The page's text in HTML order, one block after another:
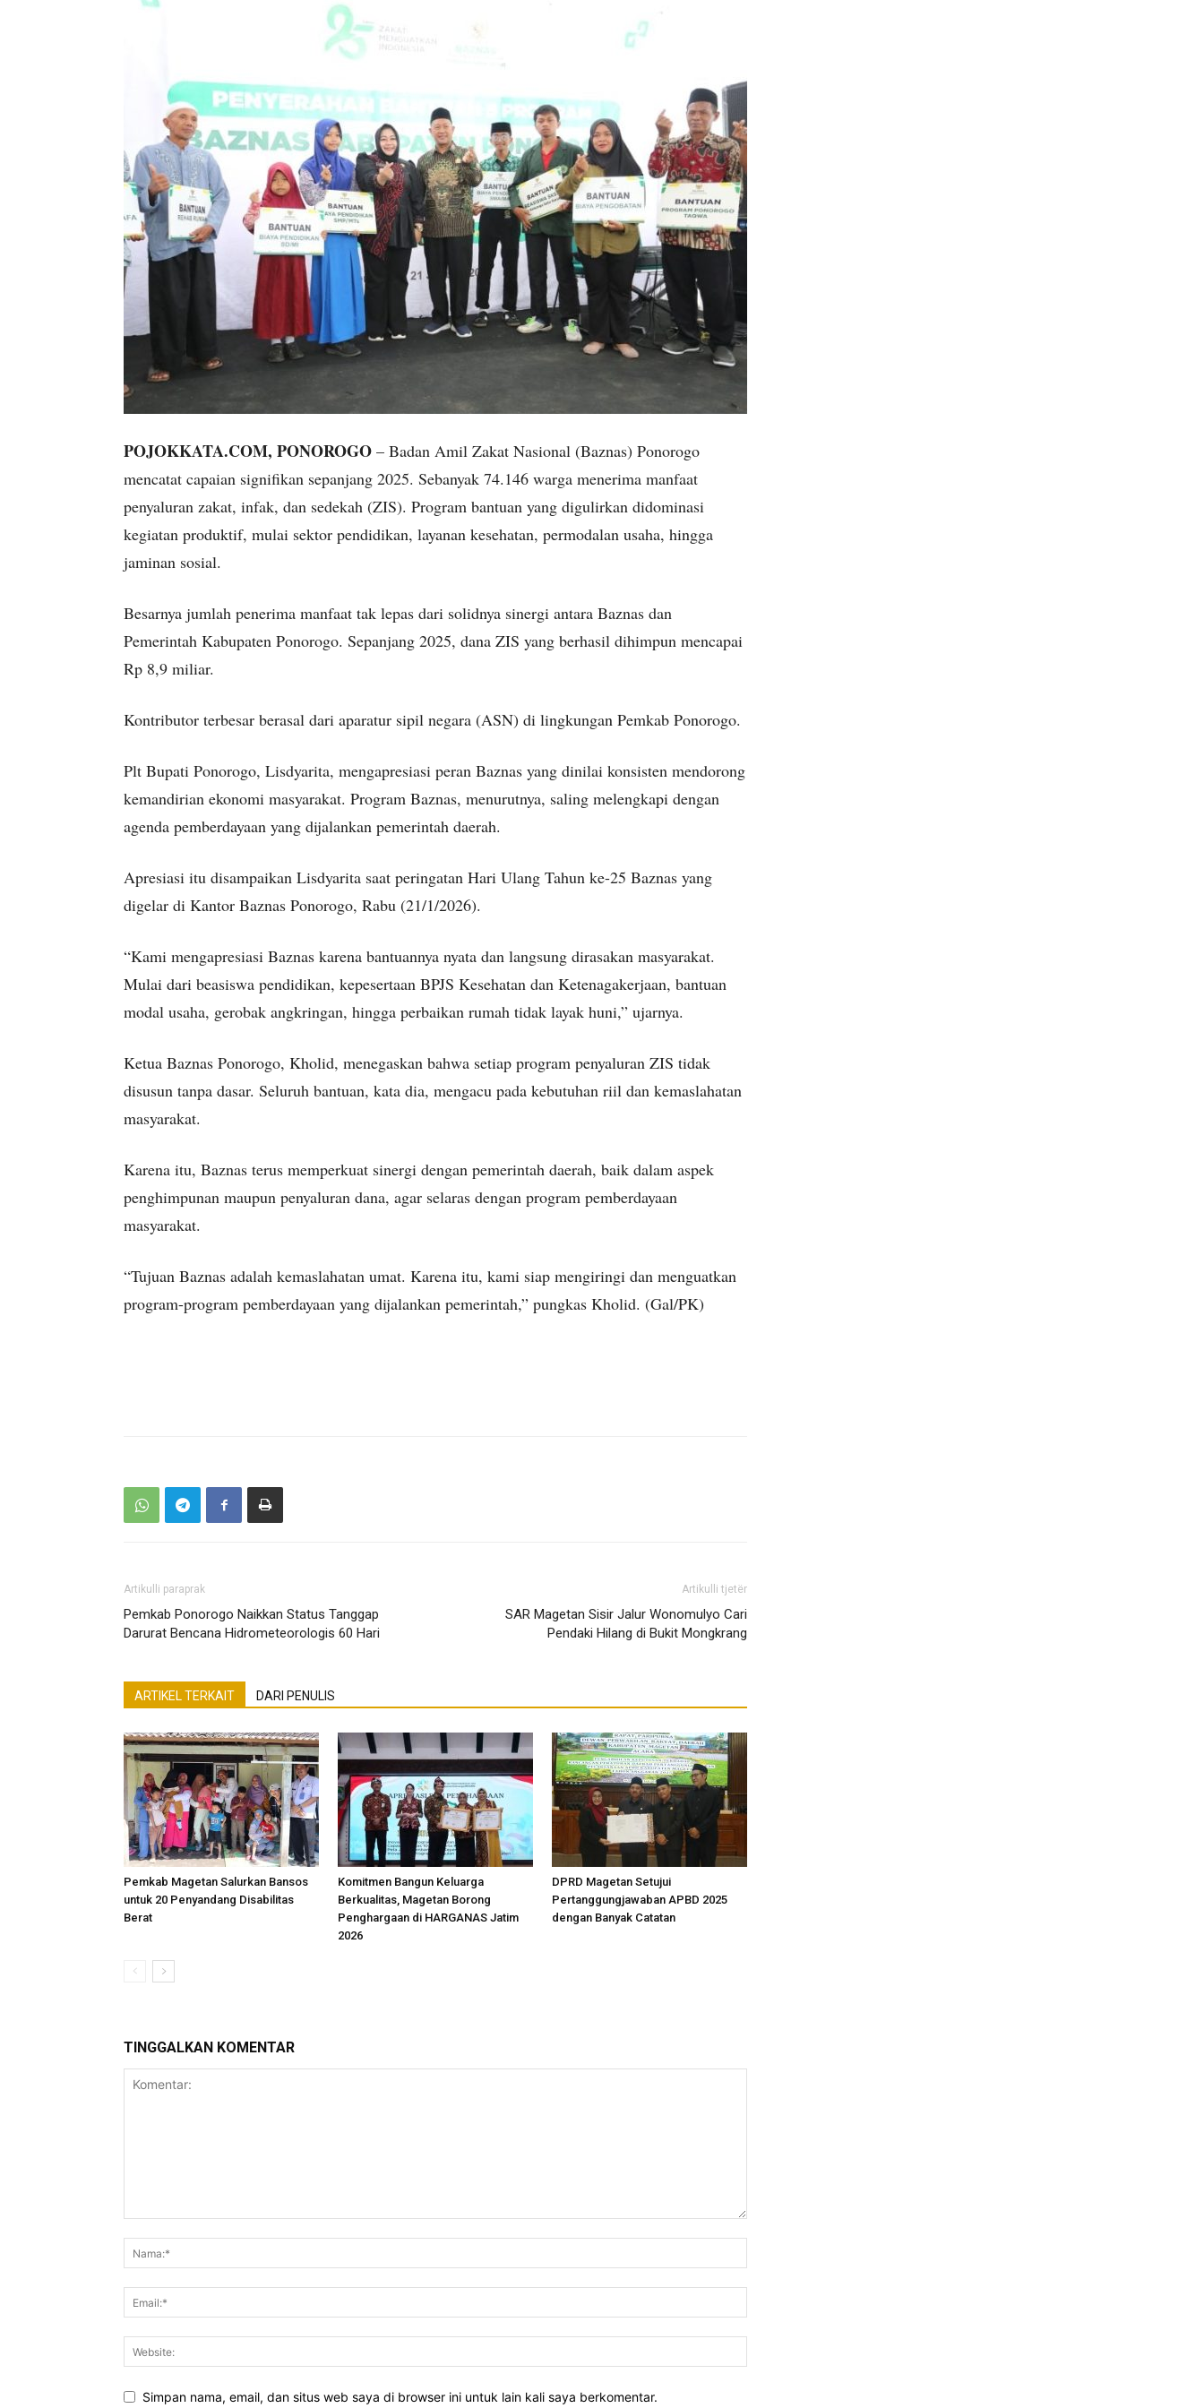
POJOKKATA.COM, PONOROGO – Badan Amil Zakat Nasional (Baznas) Ponorogo
mencatat capaian signifikan sepanjang 2025. Sebanyak 74.146 warga menerima manfaat
penyaluran zakat, infak, dan sedekah (ZIS). Program bantuan yang digulirkan didominasi
kegiatan produktif, mulai sektor pendidikan, layanan kesehatan, permodalan usaha, hingga
jaminan sosial.
Besarnya jumlah penerima manfaat tak lepas dari solidnya sinergi antara Baznas dan
Pemerintah Kabupaten Ponorogo. Sepanjang 2025, dana ZIS yang berhasil dihimpun mencapai
Rp 8,9 miliar.
Kontributor terbesar berasal dari aparatur sipil negara (ASN) di lingkungan Pemkab Ponorogo.
Plt Bupati Ponorogo, Lisdyarita, mengapresiasi peran Baznas yang dinilai konsisten mendorong
kemandirian ekonomi masyarakat. Program Baznas, menurutnya, saling melengkapi dengan
agenda pemberdayaan yang dijalankan pemerintah daerah.
Apresiasi itu disampaikan Lisdyarita saat peringatan Hari Ulang Tahun ke-25 Baznas yang
digelar di Kantor Baznas Ponorogo, Rabu (21/1/2026).
“Kami mengapresiasi Baznas karena bantuannya nyata dan langsung dirasakan masyarakat.
Mulai dari beasiswa pendidikan, kepesertaan BPJS Kesehatan dan Ketenagakerjaan, bantuan
modal usaha, gerobak angkringan, hingga perbaikan rumah tidak layak huni,” ujarnya.
Ketua Baznas Ponorogo, Kholid, menegaskan bahwa setiap program penyaluran ZIS tidak
disusun tanpa dasar. Seluruh bantuan, kata dia, mengacu pada kebutuhan riil dan kemaslahatan
masyarakat.
Karena itu, Baznas terus memperkuat sinergi dengan pemerintah daerah, baik dalam aspek
penghimpunan maupun penyaluran dana, agar selaras dengan program pemberdayaan
masyarakat.
“Tujuan Baznas adalah kemaslahatan umat. Karena itu, kami siap mengiringi dan menguatkan
program-program pemberdayaan yang dijalankan pemerintah,” pungkas Kholid. (Gal/PK)
Artikulli paraprak
Pemkab Ponorogo Naikkan Status Tanggap
Darurat Bencana Hidrometeorologis 60 Hari
Artikulli tjetër
SAR Magetan Sisir Jalur Wonomulyo Cari
Pendaki Hilang di Bukit Mongkrang
ARTIKEL TERKAIT DARI PENULIS
Pemkab Magetan Salurkan Bansos
untuk 20 Penyandang Disabilitas
Berat
Komitmen Bangun Keluarga
Berkualitas, Magetan Borong
Penghargaan di HARGANAS Jatim
2026
DPRD Magetan Setujui
Pertanggungjawaban APBD 2025
dengan Banyak Catatan
TINGGALKAN KOMENTAR
Simpan nama, email, dan situs web saya di browser ini untuk lain kali saya berkomentar.